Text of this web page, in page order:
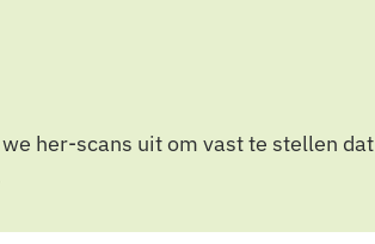
her-scans uit om vast te stellen dat